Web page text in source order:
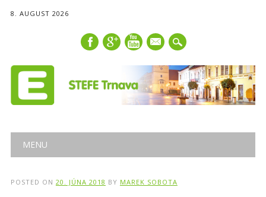
8. AUGUST 2026
mail
Main menu
MENU
POSTED ON 20. JÚNA 2018 BY MAREK SOBOTA